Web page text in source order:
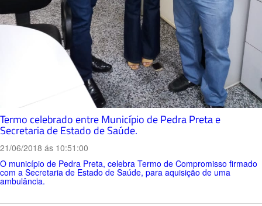
Termo celebrado entre Município de Pedra Preta e
Secretaria de Estado de Saúde.
21/06/2018 ás 10:51:00
O município de Pedra Preta, celebra Termo de Compromisso firmado
com a Secretaria de Estado de Saúde, para aquisição de uma
ambulância.